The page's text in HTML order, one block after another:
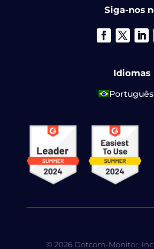
Siga-nos
Idiomas
Português
© 2026 Dotcom-Monitor,